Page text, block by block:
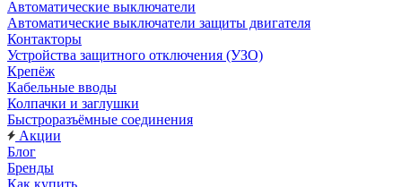
Автоматические выключатели
Автоматические выключатели защиты двигателя
Контакторы
Устройства защитного отключения (УЗО)
Крепёж
Кабельные вводы
Колпачки и заглушки
Быстроразъёмные соединения
Акции
Блог
Бренды
Как купить